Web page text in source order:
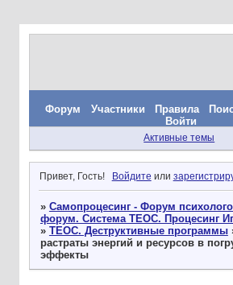
Форум Участники Правила
Войти
Активные темы
Привет, Гость! Войдите или
» Самопроцесинг - Форум
форум. Система ТЕОС. Процесинг
» ТЕОС. Деструктивные программы
растраты энергий и ресурсов в
эффекты